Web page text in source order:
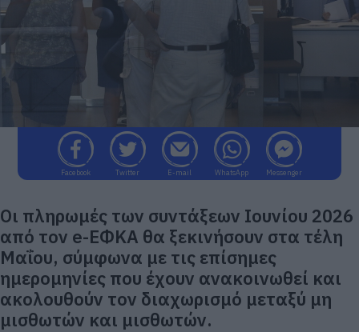
Facebook Twitter E-mail WhatsApp Messenger
Οι πληρωμές των συντάξεων Ιουνίου 2026
από τον e-ΕΦΚΑ θα ξεκινήσουν στα τέλη
Μαΐου, σύμφωνα με τις επίσημες
ημερομηνίες που έχουν ανακοινωθεί και
ακολουθούν τον διαχωρισμό μεταξύ μη
μισθωτών και μισθωτών.